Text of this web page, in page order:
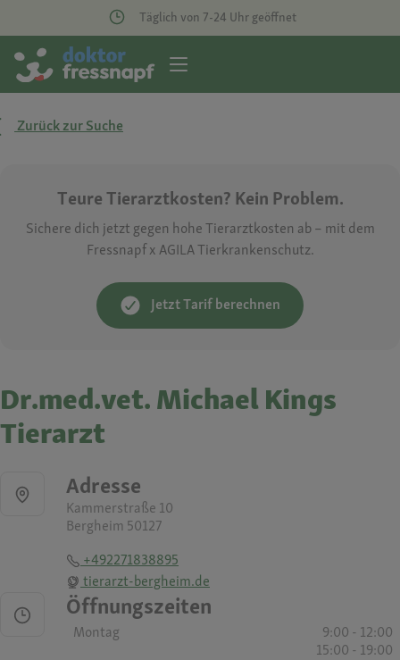
Täglich von 7-24 Uhr geöffnet
Zurück zur Suche
Teure Tierarztkosten? Kein Problem.
Sichere dich jetzt gegen hohe Tierarztkosten ab – mit dem
Fressnapf x AGILA Tierkrankenschutz.
Jetzt Tarif berechnen
Dr.med.vet. Michael Kings
Tierarzt
Adresse
Kammerstraße 10
Bergheim 50127
+492271838895
tierarzt-bergheim.de
Öffnungszeiten
Montag
9:00 - 12:00
15:00 - 19:00